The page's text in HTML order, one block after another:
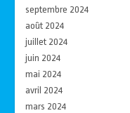
septembre 2024
août 2024
juillet 2024
juin 2024
mai 2024
avril 2024
mars 2024